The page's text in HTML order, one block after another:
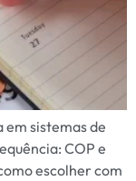
em sistemas de
COP e
escolher com